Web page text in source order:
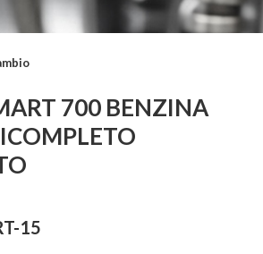
700 BENZINA
15